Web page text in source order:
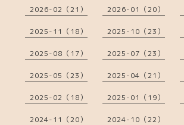
2026-02（21） 2026-01（20）
2025-11（18） 2025-10（23）
2025-08（17） 2025-07（23）
2025-05（23） 2025-04（21）
2025-02（18） 2025-01（19）
2024-11（20） 2024-10（22）